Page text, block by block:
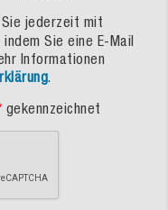
Sie jederzeit mit
Sie eine E-Mail
.
gekennzeichnet